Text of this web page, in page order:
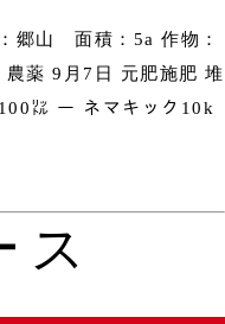
郷山 面積：5a 作物：
薬 9月7日 元肥施肥 堆
㍑ ー ネマキック10k
ス